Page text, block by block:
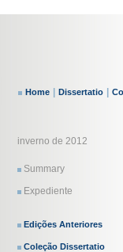
Home Dissertatio
inverno de 2012
Summary
Expediente
Edições Anteriores
Coleção Dissertatio